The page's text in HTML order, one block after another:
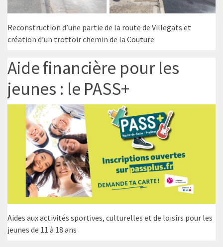
Reconstruction d’une partie de la route de Villegats et
création d’un trottoir chemin de la Couture
Aide financière pour les
jeunes : le PASS+
Aides aux activités sportives, culturelles et de loisirs pour les
jeunes de 11 à 18 ans